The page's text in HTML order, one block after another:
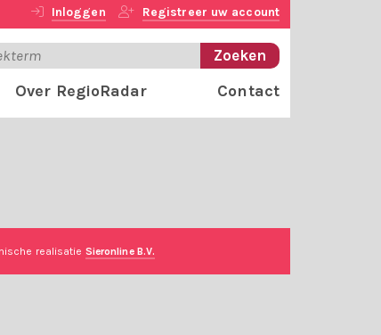
Inloggen Registreer uw account
Over RegioRadar Contact
realisatie Sieronline B.V.